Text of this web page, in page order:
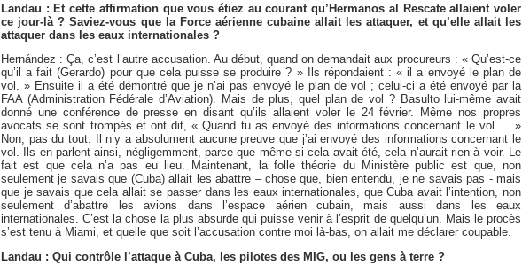
Landau : Et cette affirmation que vous étiez au courant qu’Hermanos al Rescate allaient voler
ce jour-là ? Saviez-vous que la Force aérienne cubaine allait les attaquer, et qu’elle allait les
attaquer dans les eaux internationales ?
Hernández : Ça, c’est l’autre accusation. Au début, quand on demandait aux procureurs : « Qu’est-ce
qu’il a fait (Gerardo) pour que cela puisse se produire ? » Ils répondaient : « il a envoyé le plan de
vol. » Ensuite il a été démontré que je n’ai pas envoyé le plan de vol ; celui-ci a été envoyé par la
FAA (Administration Fédérale d’Aviation). Mais de plus, quel plan de vol ? Basulto lui-même avait
donné une conférence de presse en disant qu’ils allaient voler le 24 février. Même nos propres
avocats se sont trompés et ont dit, « Quand tu as envoyé des informations concernant le vol … »
Non, pas du tout. Il n’y a absolument aucune preuve que j’ai envoyé des informations concernant le
vol. Ils en parlent ainsi, négligemment, parce que même si cela avait été, cela n’aurait rien à voir. Le
fait est que cela n’a pas eu lieu. Maintenant, la folle théorie du Ministère public est que, non
seulement je savais que (Cuba) allait les abattre – chose que, bien entendu, je ne savais pas - mais
que je savais que cela allait se passer dans les eaux internationales, que Cuba avait l’intention, non
seulement d’abattre les avions dans l’espace aérien cubain, mais aussi dans les eaux
internationales. C’est la chose la plus absurde qui puisse venir à l’esprit de quelqu’un. Mais le procès
s’est tenu à Miami, et quelle que soit l’accusation contre moi là-bas, on allait me déclarer coupable.
Landau : Qui contrôle l’attaque à Cuba, les pilotes des MIG, ou les gens à terre ?